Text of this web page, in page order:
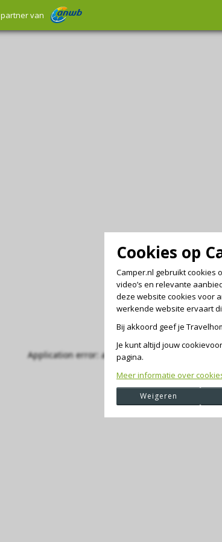
partner van
Application error: a client-side exception has
Cookies op
Camper.nl gebruikt cookies
video’s en relevante
deze website cookies voor
werkende website ervaart
Bij akkoord geef je
Je kunt altijd jouw
pagina.
Meer informatie over
Weigeren